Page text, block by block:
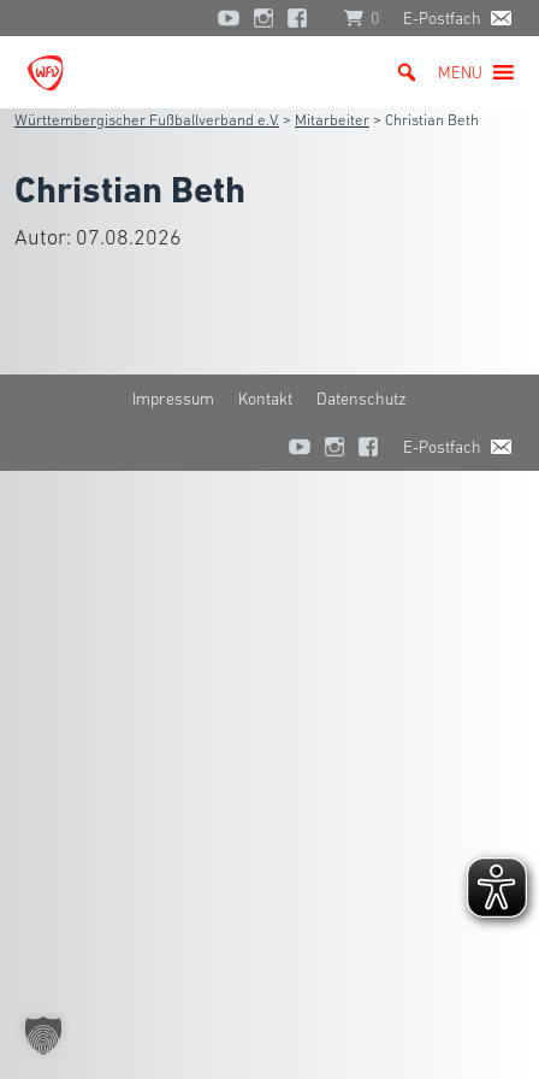
0 E-Postfach
MENU
Württembergischer Fußballverband e.V. > Mitarbeiter > Christian Beth
Christian Beth
Autor: 07.08.2026
Impressum Kontakt Datenschutz
E-Postfach